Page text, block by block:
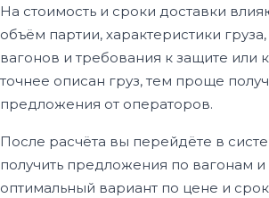
На стоимость и сроки доставки
объём партии, характеристики
вагонов и требования к защите или
точнее описан груз, тем проще
предложения от операторов.
После расчёта вы перейдёте в
получить предложения по вагонам и
оптимальный вариант по цене и